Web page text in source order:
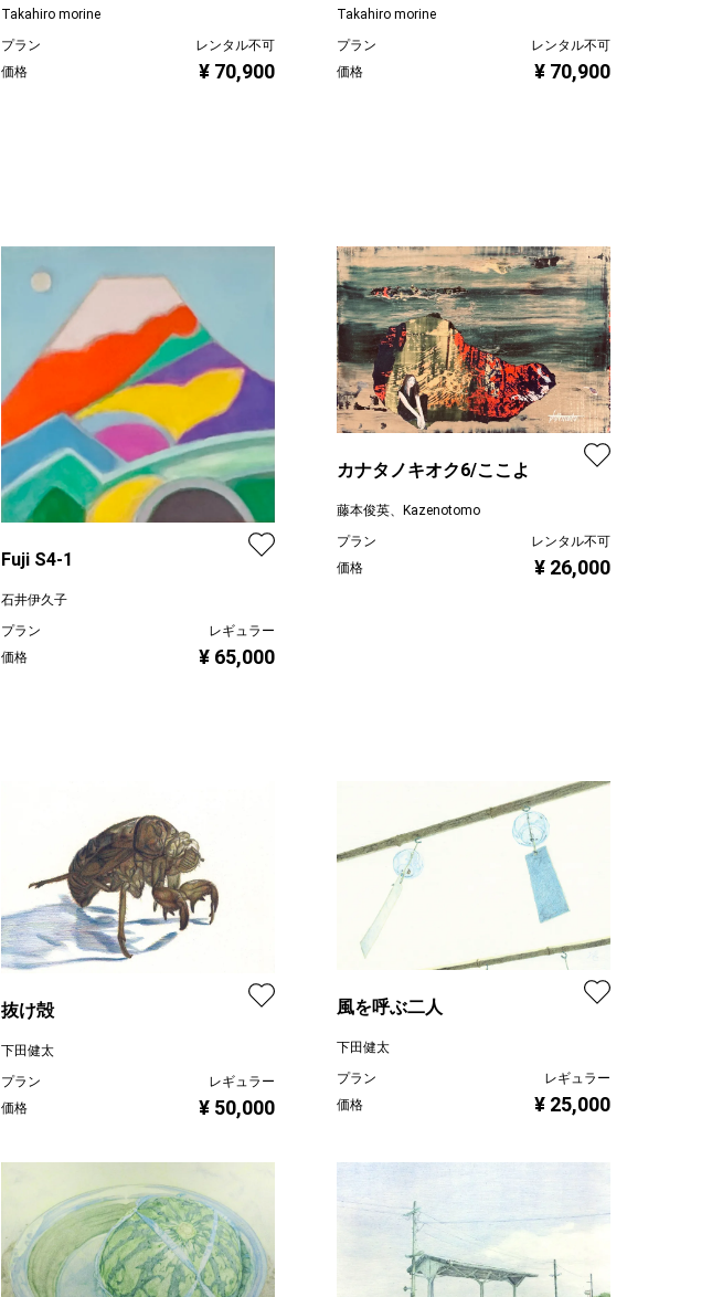
Takahiro morine
プラン
レンタル不可
価格
¥ 70,900
Takahiro morine
プラン
レンタル不可
価格
¥ 70,900
Fuji S4-1
石井伊久子
プラン
レギュラー
価格
¥ 65,000
カナタノキオク6/ここよ
藤本俊英、Kazenotomo
プラン
レンタル不可
価格
¥ 26,000
抜け殻
下田健太
プラン
レギュラー
価格
¥ 50,000
風を呼ぶ二人
下田健太
プラン
レギュラー
価格
¥ 25,000